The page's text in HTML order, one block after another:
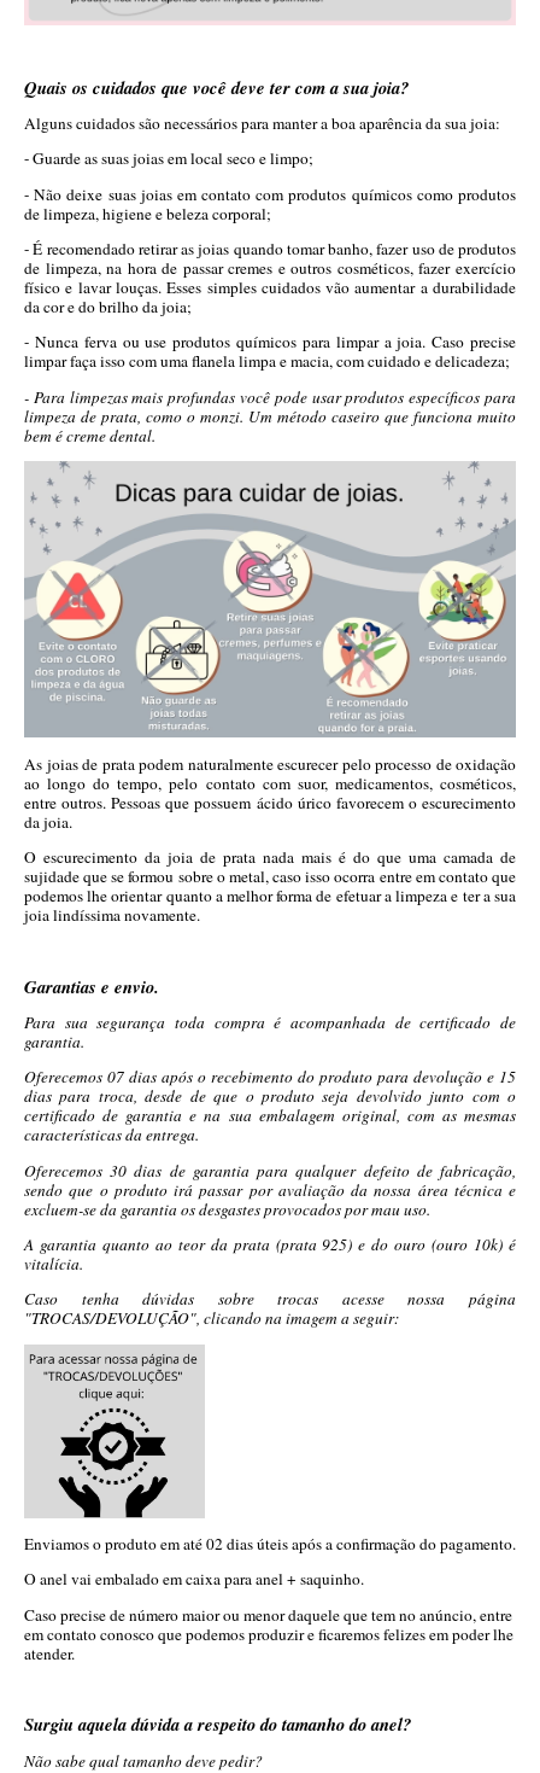
Quais os cuidados que você deve ter com a sua joia?
Alguns cuidados são necessários para manter a boa aparência da sua joia:
- Guarde as suas joias em local seco e limpo;
- Não deixe suas joias em contato com produtos químicos como produtos
de limpeza, higiene e beleza corporal;
- É recomendado retirar as joias quando tomar banho, fazer uso de produtos
de limpeza, na hora de passar cremes e outros cosméticos, fazer exercício
físico e lavar louças. Esses simples cuidados vão aumentar a durabilidade
da cor e do brilho da joia;
- Nunca ferva ou use produtos químicos para limpar a joia. Caso precise
limpar faça isso com uma flanela limpa e macia, com cuidado e delicadeza;
- Para limpezas mais profundas você pode usar produtos específicos para
limpeza de prata, como o monzi. Um método caseiro que funciona muito
bem é creme dental.
As joias de prata podem naturalmente escurecer pelo processo de oxidação
ao longo do tempo, pelo contato com suor, medicamentos, cosméticos,
entre outros. Pessoas que possuem ácido úrico favorecem o escurecimento
da joia.
O escurecimento da joia de prata nada mais é do que uma camada de
sujidade que se formou sobre o metal, caso isso ocorra entre em contato que
podemos lhe orientar quanto a melhor forma de efetuar a limpeza e ter a sua
joia lindíssima novamente.
Garantias e envio.
Para sua segurança toda compra é acompanhada de certificado de
garantia.
Oferecemos 07 dias após o recebimento do produto para devolução e 15
dias para troca, desde de que o produto seja devolvido junto com o
certificado de garantia e na sua embalagem original, com as mesmas
características da entrega.
Oferecemos 30 dias de garantia para qualquer defeito de fabricação,
sendo que o produto irá passar por avaliação da nossa área técnica e
excluem-se da garantia os desgastes provocados por mau uso.
A garantia quanto ao teor da prata (prata 925) e do ouro (ouro 10k) é
vitalícia.
Caso tenha dúvidas sobre trocas acesse nossa página
"TROCAS/DEVOLUÇÃO", clicando na imagem a seguir:
Enviamos o produto em até 02 dias úteis após a confirmação do pagamento.
O anel vai embalado em caixa para anel + saquinho.
Caso precise de número maior ou menor daquele que tem no anúncio, entre
em contato conosco que podemos produzir e ficaremos felizes em poder lhe
atender.
Surgiu aquela dúvida a respeito do tamanho do anel?
Não sabe qual tamanho deve pedir?